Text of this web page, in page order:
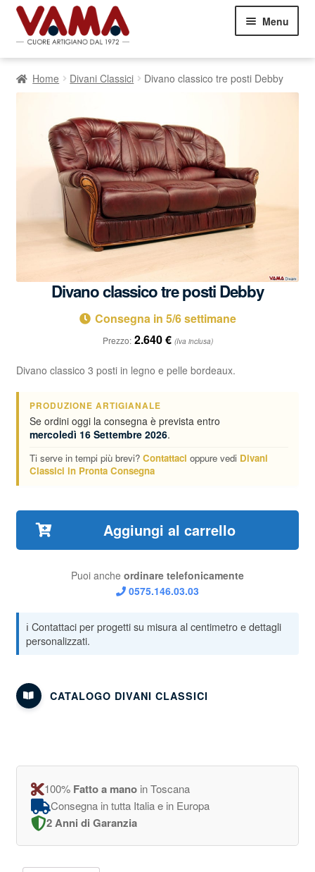
Vai
alla
navigazione
Vai
al
contenuto
Menu
Divani
il
menu
Poltrone
Commenti dei Clienti
Contatti
05751460303
Showroom Milano
Home Divani Classici Divano classico tre posti Debby
Divano classico tre posti Debby
Consegna in 5/6 settimane
Prezzo: 2.640€ (Iva inclusa)
Divano classico 3 posti in legno e pelle bordeaux.
PRODUZIONE ARTIGIANALE
Se ordini oggi la consegna è prevista entro
mercoledì 16 Settembre 2026.
Ti serve in tempi più brevi? Contattaci oppure vedi Divani
Classici in Pronta Consegna
Aggiungi al carrello
Puoi anche ordinare telefonicamente
0575.146.03.03
CATALOGO DIVANI CLASSICI
100% Fatto a manoin Toscana
Consegna in tutta Italia e in Europa
2 Anni di Garanzia